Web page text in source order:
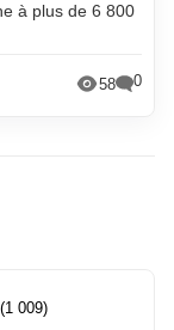
à plus de 6 800
58 0
(1 009)